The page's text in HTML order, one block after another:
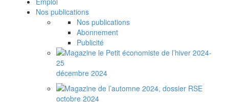
Nos publications
Nos publications
Abonnement
Publicité
décembre 2024
octobre 2024